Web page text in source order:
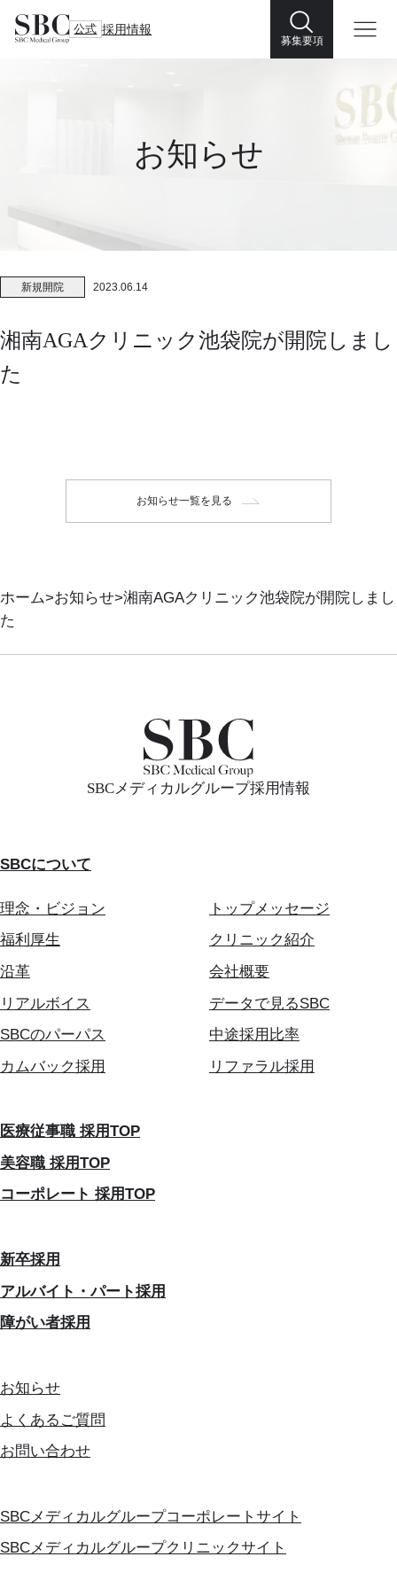
公式 採用情報
募集要項
お知らせ
新規開院 2023.06.14
湘南AGAクリニック池袋院が開院しまし
た
お知らせ一覧を見る
ホーム お知らせ 湘南AGAクリニック池袋院が開院しまし
た
SBCメディカルグループ採用情報
SBCについて
理念・ビジョン
トップメッセージ
福利厚生
クリニック紹介
沿革
会社概要
リアルボイス
データで見るSBC
SBCのパーパス
中途採用比率
カムバック採用
リファラル採用
医療従事職 採用TOP
美容職 採用TOP
コーポレート 採用TOP
新卒採用
アルバイト・パート採用
障がい者採用
お知らせ
よくあるご質問
お問い合わせ
SBCメディカルグループコーポレートサイト
SBCメディカルグループクリニックサイト